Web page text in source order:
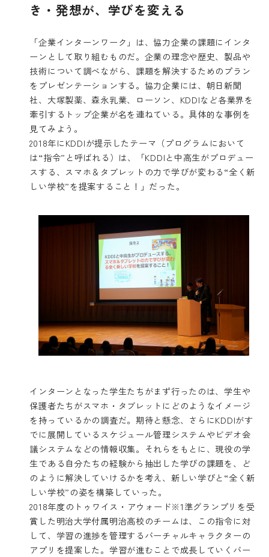
き・発想が、学びを変える
「企業インターンワーク」は、協力企業の課題にインタ
ーンとして取り組むものだ。企業の理念や歴史、製品や
技術について調べながら、課題を解決するためのプラン
をプレゼンテーションする。協力企業には、朝日新聞
社、大塚製薬、森永乳業、ローソン、KDDIなど各業界を
牽引するトップ企業が名を連ねている。具体的な事例を
見てみよう。
2018年にKDDIが提示したテーマ（プログラムにおいて
は“指令”と呼ばれる）は、「KDDIと中高生がプロデュー
スする、スマホ＆タブレットの力で学びが変わる“全く新
しい学校”を提案すること！」だった。
インターンとなった学生たちがまず行ったのは、学生や
保護者たちがスマホ・タブレットにどのようなイメージ
を持っているかの調査だ。期待と懸念、さらにKDDIがす
でに展開しているスケジュール管理システムやビデオ会
議システムなどの情報収集。それらをもとに、現役の学
生である自分たちの経験から抽出した学びの課題を、ど
のように解決していけるかを考え、新しい学びと“全く新
しい学校”の姿を構築していった。
2018年度のトゥワイス・アウォード※1準グランプリを受
賞した明治大学付属明治高校のチームは、この指令に対
して、学習の進捗を管理するバーチャルキャラクターの
アプリを提案した。学習が進むことで成長していくバー